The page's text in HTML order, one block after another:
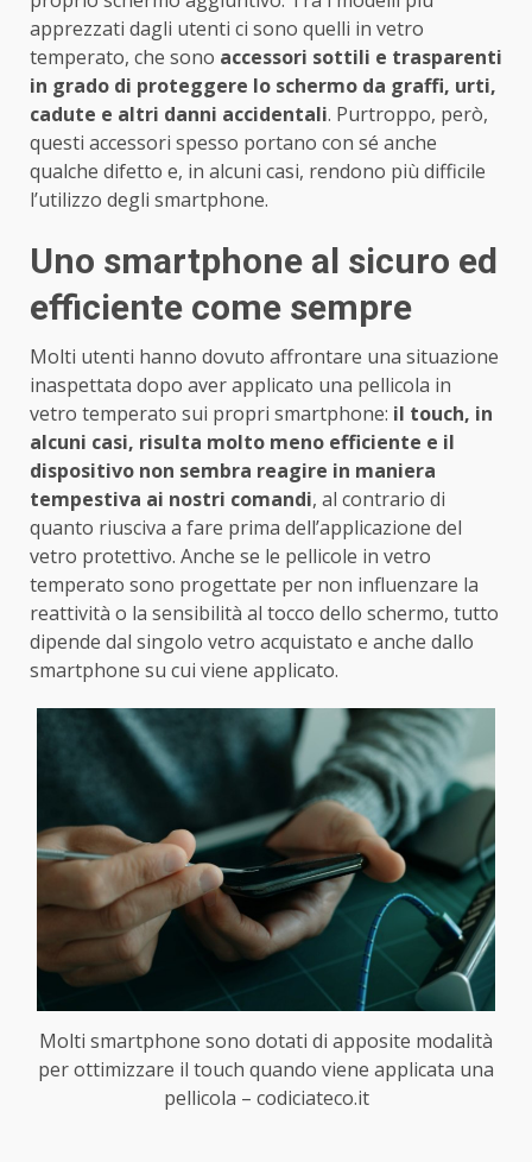
apprezzati dagli utenti ci sono quelli in vetro
temperato, che sono accessori sottili e trasparenti
in grado di proteggere lo schermo da graffi, urti,
cadute e altri danni accidentali. Purtroppo, però,
questi accessori spesso portano con sé anche
qualche difetto e, in alcuni casi, rendono più difficile
l’utilizzo degli smartphone.
Uno smartphone al sicuro ed
efficiente come sempre
Molti utenti hanno dovuto affrontare una situazione
inaspettata dopo aver applicato una pellicola in
vetro temperato sui propri smartphone: il touch, in
alcuni casi, risulta molto meno efficiente e il
dispositivo non sembra reagire in maniera
tempestiva ai nostri comandi, al contrario di
quanto riusciva a fare prima dell’applicazione del
vetro protettivo. Anche se le pellicole in vetro
temperato sono progettate per non influenzare la
reattività o la sensibilità al tocco dello schermo, tutto
dipende dal singolo vetro acquistato e anche dallo
smartphone su cui viene applicato.
Molti smartphone sono dotati di apposite modalità
per ottimizzare il touch quando viene applicata una
pellicola – codiciateco.it